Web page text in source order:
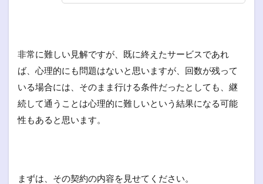
非常に難しい見解ですが、既に終えたサービスであれ
ば、心理的にも問題はないと思いますが、回数が残って
いる場合には、そのまま行ける条件だったとしても、継
続して通うことは心理的に難しいという結果になる可能
性もあると思います。
まずは、その契約の内容を見せてください。